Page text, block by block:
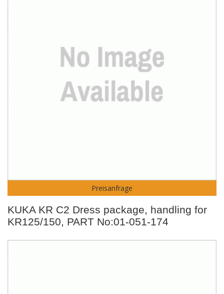
Preisanfrage
KUKA KR C2 Dress package, handling for
KR125/150, PART No:01-051-174